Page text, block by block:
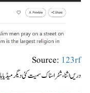
Source: 123rf
دریں اثنا، شٹر اسٹاک سمیت کئی دیگر